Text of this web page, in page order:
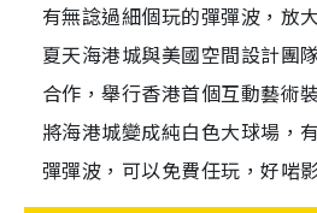
有無諗過細個玩的彈彈波，放
夏天海港城與美國空間設計團
合作，舉行香港首個互動藝術
將海港城變成純白色大球場，
彈彈波，可以免費任玩，好啱